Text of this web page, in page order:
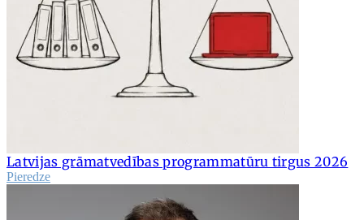
Latvijas grāmatvedības programmatūru tirgus 2026
Pieredze